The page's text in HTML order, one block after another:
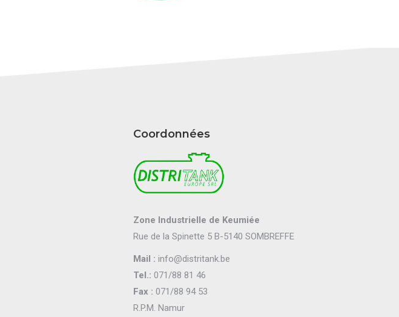
Coordonnées
Zone Industrielle de Keumiée
Rue de la Spinette 5 B-5140 SOMBREFFE
Mail :info@distritank.be
Tel.: 071/88 81 46
Fax : 071/88 94 53
R.P.M. Namur